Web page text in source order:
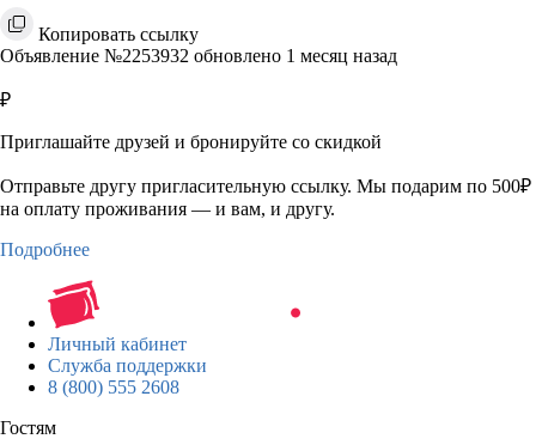
Копировать ссылку
Объявление №2253932 обновлено 1 месяц назад
₽
Приглашайте друзей и бронируйте со скидкой
Отправьте другу пригласительную ссылку. Мы подарим по 500₽
на оплату проживания — и вам, и другу.
Подробнее
Личный кабинет
Служба поддержки
8 (800) 555 2608
Гостям